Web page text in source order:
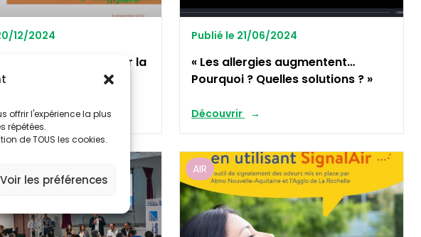
offrir l'expérience la plus
répétées.
de TOUS les cookies.
Voir les préférences
12/2024
What Health » sur la
Publié le 21/06/2024
« Les allergies augmentent…
Pourquoi ? Quelles solutions ? »
Découvrir
AIR